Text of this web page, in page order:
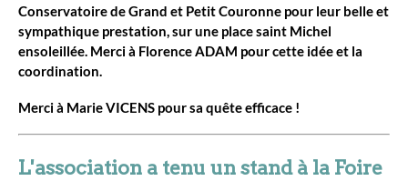
Conservatoire de Grand et Petit Couronne pour leur belle et
sympathique prestation, sur une place saint Michel
ensoleillée. Merci à Florence ADAM pour cette idée et la
coordination.
Merci à Marie VICENS pour sa quête efficace !
L'association a tenu un stand à la Foire